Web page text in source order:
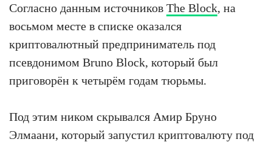
Согласно данным источников The Block, на
восьмом месте в списке оказался
криптовалютный предприниматель под
псевдонимом Bruno Block, который был
приговорён к четырём годам тюрьмы.
Под этим ником скрывался Амир Бруно
Элмаани, который запустил криптовалюту под